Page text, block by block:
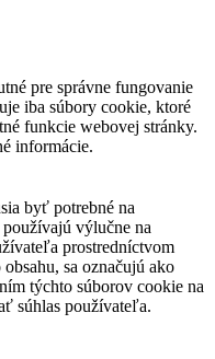
pre správne fungovanie
iba súbory cookie, ktoré
funkcie webovej stránky.
informácie.
byť potrebné na
výlučne na
prostredníctvom
sa označujú ako
týchto súborov cookie na
súhlas používateľa.